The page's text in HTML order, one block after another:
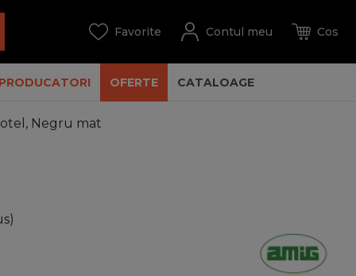
PRODUCATORI OFERTE CATALOAGE
otel, Negru mat